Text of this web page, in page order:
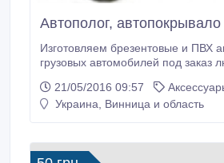
Автополог, автопокрывало
Изготовляем брезентовые и ПВХ
грузовых автомобилей под заказ
для надежного их крепления на
тенты для прицепов.Автотенты для
21/05/2016 09:57
Украина, Винница и область